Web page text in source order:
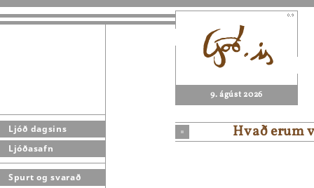
Ljóð dagsins
Ljóðasafn
Spurt og svarað
9. ágúst 2026
Hvað erum